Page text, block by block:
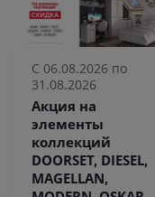
С 06.08.2026 по
31.08.2026
Акция на
элементы
коллекций
DOORSET, DIESEL,
MAGELLAN,